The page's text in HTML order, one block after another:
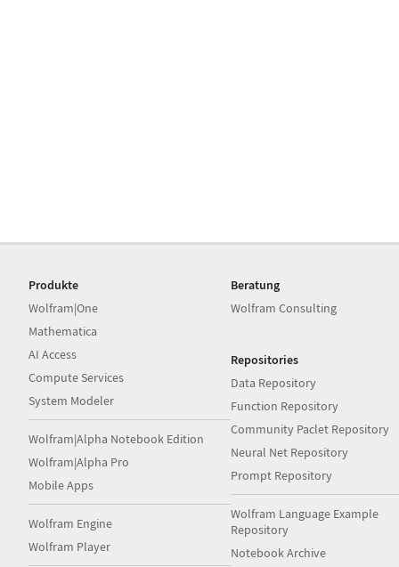
Produkte
Wolfram|One
Mathematica
AI Access
Compute Services
System Modeler
Wolfram|Alpha Notebook Edition
Wolfram|Alpha Pro
Mobile Apps
Wolfram Engine
Wolfram Player
Beratung
Wolfram Consulting
Repositories
Data Repository
Function Repository
Community Paclet Repository
Neural Net Repository
Prompt Repository
Wolfram Language Example
Repository
Notebook Archive